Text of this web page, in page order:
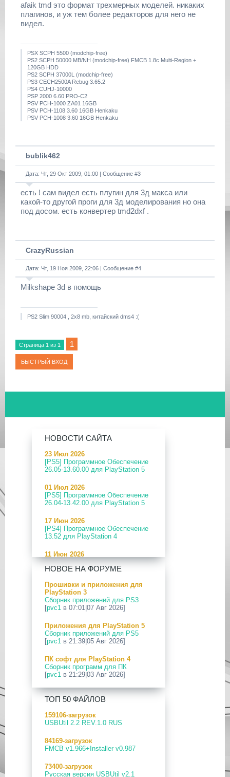
afaik tmd это формат трехмерных моделей. никаких
плагинов, и уж тем более редакторов для него не
видел.
PSX SCPH 5500 (modchip-free)
PS2 SCPH 50000 MB/NH (modchip-free) FMCB 1.8c Multi-Region +
120GB HDD
PS2 SCPH 37000L (modchip-free)
PS3 CECH2500A Rebug 3.65.2
PS4 CUHJ-10000
PSP 2000 6.60 PRO-C2
PSV PCH-1000 ZA01 16GB
PSV PCH-1108 3.60 16GB Henkaku
PSV PCH-1008 3.60 16GB Henkaku
bublik462
Дата: Чт, 29 Окт 2009, 01:00 | Сообщение #3
есть ! сам видел есть плугин для 3д макса или
какой-то другой проги для 3д моделирования но она
под досом. есть конвертер tmd2dxf .
CrazyRussian
Дата: Чт, 19 Ноя 2009, 22:06 | Сообщение #4
Milkshape 3d в помощь
PS2 Slim 90004 , 2x8 mb, китайский dms4 :(
Страница 1 из 1 1
НОВОСТИ САЙТА
23 Июл 2026
[PS5] Программное Обеспечение
26.05-13.60.00 для PlayStation 5
01 Июл 2026
[PS5] Программное Обеспечение
26.04-13.42.00 для PlayStation 5
17 Июн 2026
[PS4] Программное Обеспечение
13.52 для PlayStation 4
11 Июн 2026
[PS5] Программное Обеспечение
26.04-13.40.00 для PlayStation 5
24 Апр 2026
[PS5] Программное Обеспечение
26.03-13.20.00 для PlayStation 5
12 Апр 2026
[PS Portal] Программное
Обеспечение 7.0.2 для PS Portal
09 Апр 2026
[PS3|CFW] webMAN MOD
v1.47.48p
29 Мар 2026
[PS3] PS3HEN v3.5.0
19 Мар 2026
[PS Portal] Программное
18 Мар 2026
4.93 для PlayStation 3
НОВОЕ НА ФОРУМЕ
Прошивки и приложения для
PlayStation 3
Сборник приложений для PS3
[pvc1 в 07:01|07 Авг 2026]
Приложения для PlayStation 5
Сборник приложений для PS5
[pvc1 в 21:39|05 Авг 2026]
ПК софт для PlayStation 4
Сборник программ для ПК
[pvc1 в 21:29|03 Авг 2026]
ПК софт для PlayStation 5
Сборник программ для ПК
Приложения для PlayStation 5
[pvc1в 09:02|03 Авг 2026]
PS5 payload shsrv v0.20
[pvc1в 20:58|02 Авг 2026]
ТОП 50 ФАЙЛОВ
159106-загрузок
USBUtil 2.2 REV.1.0 RUS
84169-загрузок
FMCB v1.966+Installer v0.987
73400-загрузок
Русская версия USBUtil v2.1